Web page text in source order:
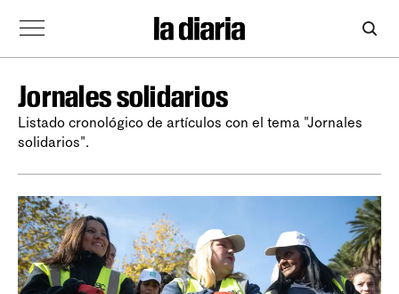
Jornales solidarios
Listado cronológico de artículos con el tema "Jornales
solidarios".